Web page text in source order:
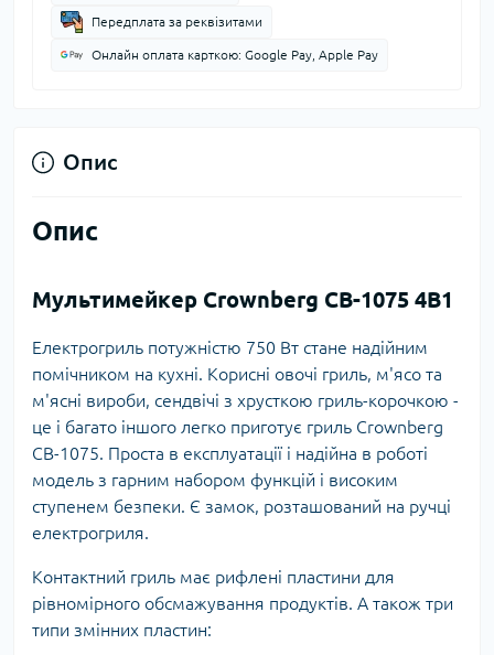
Передплата за реквізитами
Онлайн оплата карткою: Google Pay, Apple Pay
Опис
Опис
Мультимейкер Crownberg CB-1075 4В1
Електрогриль потужністю 750 Вт стане надійним
помічником на кухні. Корисні овочі гриль, м'ясо та
м'ясні вироби, сендвічі з хрусткою гриль-корочкою -
це і багато іншого легко приготує гриль Crownberg
CB-1075. Проста в експлуатації і надійна в роботі
модель з гарним набором функцій і високим
ступенем безпеки. Є замок, розташований на ручці
електрогриля.
Контактний гриль має рифлені пластини для
рівномірного обсмажування продуктів. А також три
типи змінних пластин: